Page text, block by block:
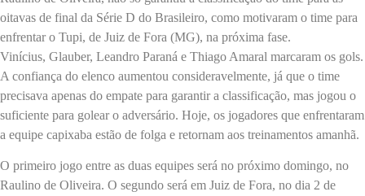
oitavas de final da Série D do Brasileiro, como motivaram o time para
enfrentar o Tupi, de Juiz de Fora (MG), na próxima fase.
Vinícius, Glauber, Leandro Paraná e Thiago Amaral marcaram os gols.
A confiança do elenco aumentou consideravelmente, já que o time
precisava apenas do empate para garantir a classificação, mas jogou o
suficiente para golear o adversário. Hoje, os jogadores que enfrentaram
a equipe capixaba estão de folga e retornam aos treinamentos amanhã.
O primeiro jogo entre as duas equipes será no próximo domingo, no
Raulino de Oliveira. O segundo será em Juiz de Fora, no dia 2 de